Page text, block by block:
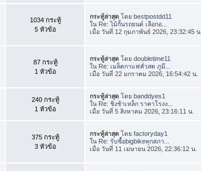
1034 กระทู้
5 หัวข้อ
กระทู้ล่าสุด โดยbestpostdd11
ใน Re: ไม้กั้นรถยนต์ เลือกอ...
เมื่อ วันที่ 12 กุมภาพันธ์ 2026, 23:32:45 น.
87 กระทู้
1 หัวข้อ
กระทู้ล่าสุด โดยdoubletime11
ใน Re: เมล็ดกาแฟคั่วสด ภูมี...
เมื่อ วันที่ 22 มกราคม 2026, 16:54:42 น.
240 กระทู้
1 หัวข้อ
กระทู้ล่าสุด โดยbanddyes1
ใน Re: ชิงช้าเหล็ก ราคาโรงง...
เมื่อ วันที่ 5 สิงหาคม 2026, 23:16:11 น.
375 กระทู้
3 หัวข้อ
กระทู้ล่าสุด โดยfactoryday1
ใน Re: รับซื้อbigbikeทุกสภา...
เมื่อ วันที่ 11 เมษายน 2026, 22:36:12 น.